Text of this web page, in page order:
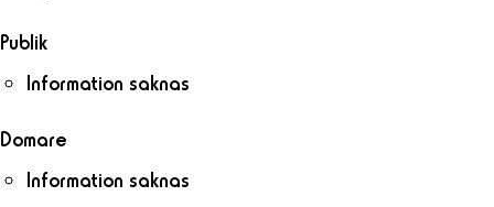
Publik
Information saknas
Domare
Information saknas